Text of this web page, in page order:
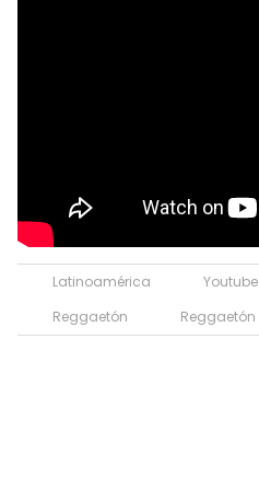
Latinoamérica Youtube
Reggaetón
Reggaetón